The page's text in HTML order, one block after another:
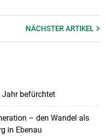
NÄCHSTERARTIKEL
Jahr befürchtet
– den Wandel als
in Ebenau